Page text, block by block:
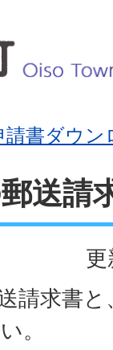
請書ダウン
送請
請求書
。